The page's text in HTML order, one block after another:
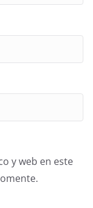
y web en este